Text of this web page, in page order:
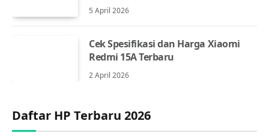
5 April 2026
Cek Spesifikasi dan Harga Xiaomi
Redmi 15A Terbaru
2 April 2026
Daftar HP Terbaru 2026